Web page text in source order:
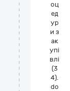
оц
ед
ур
и з
ак
упі
влі
(3
4).
do